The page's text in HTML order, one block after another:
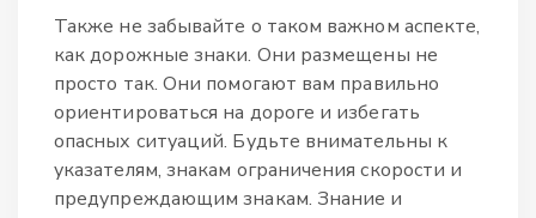
Также не забывайте о таком важном аспекте,
как дорожные знаки. Они размещены не
просто так. Они помогают вам правильно
ориентироваться на дороге и избегать
опасных ситуаций. Будьте внимательны к
указателям, знакам ограничения скорости и
предупреждающим знакам. Знание и